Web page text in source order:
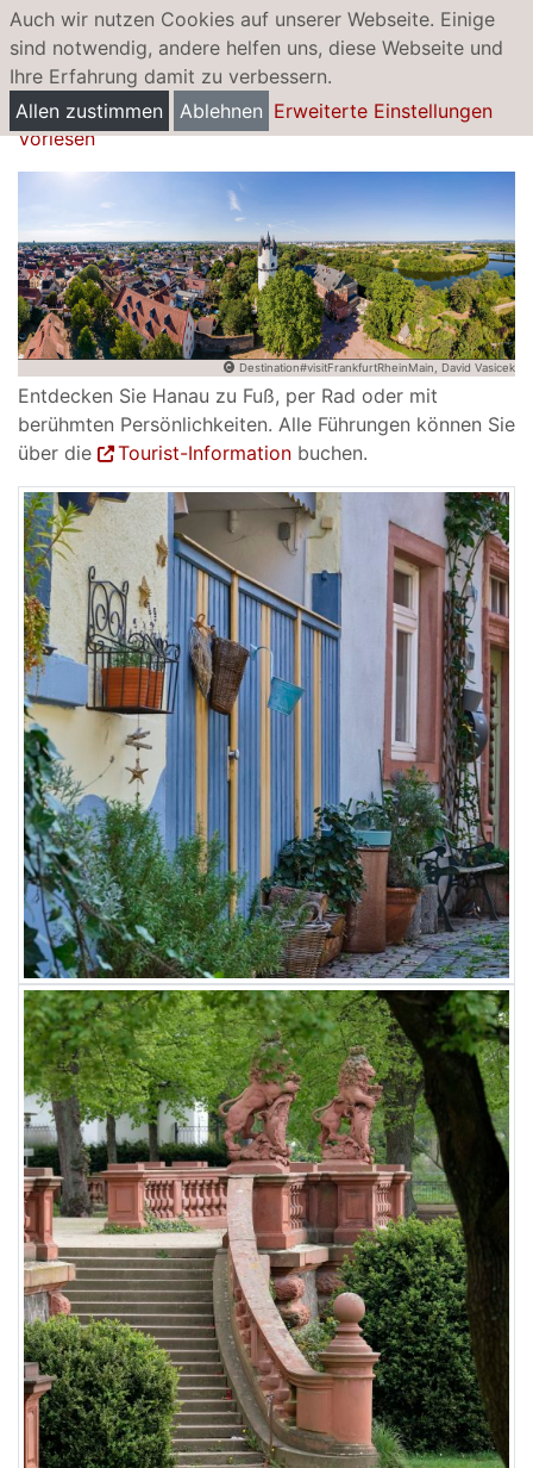
Auch wir nutzen Cookies auf unserer Webseite. Einige
sind notwendig, andere helfen uns, diese Webseite und
Ihre Erfahrung damit zu verbessern.
Allen zustimmen
Ablehnen Erweiterte Einstellungen
Themenführungen
Vorlesen
Destination#visitFrankfurtRheinMain, David Vasicek
Entdecken Sie Hanau zu Fuß, per Rad oder mit
berühmten Persönlichkeiten. Alle Führungen können Sie
über die
Tourist-Information buchen.